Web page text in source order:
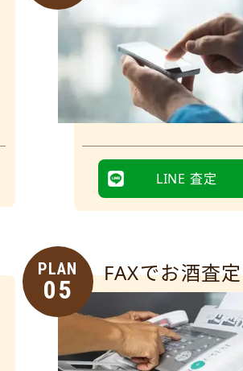
LINE 査定
PLAN
05
FAXでお酒査定